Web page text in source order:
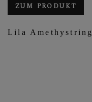
ZUM PRODUKT
Lila Amethystring